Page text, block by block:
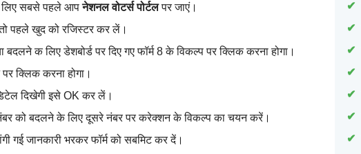
लिए सबसे पहले आपनेशनल वोटर्स पोर्टलपर जाएं।
पहले खुद को रजिस्टर कर लें।
क लिए डेशबोर्ड पर दिए गए फॉर्म 8 के विकल्प पर क्लिक करना होगा।
क्लिक करना होगा।
दिखेगी इसे OK कर लें।
को बदलने के लिए दूसरे नंबर पर करेक्शन के विकल्प का चयन करें।
गई जानकारी भरकर फॉर्म को सबमिट कर दें।